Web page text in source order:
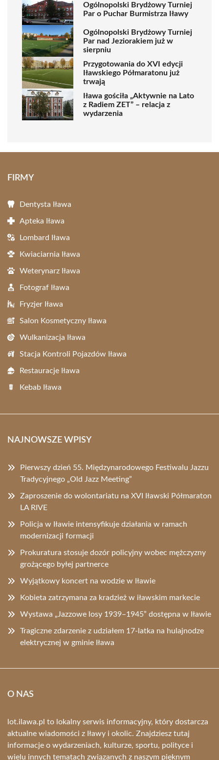
Ogólnopolski Brydżowy Turniej
Par o Puchar Burmistrza Iławy
Ogólnopolski Brydżowy Turniej
Par nad Jeziorakiem już w
sierpniu
Przygotowania do XVI edycji
Iławskiego Półmaratonu już
trwają
Iława gościła „Aktywnie na Lato
z Radiem ZET” – relacja z
wydarzenia
FIRMY
Dentysta Iława
Apteka Iława
Lombard Iława
Kwiaciarnia Iława
Weterynarz Iława
Fotograf Iława
Fryzjer Iława
Salon Kosmetyczny Iława
Wulkanizacja Iława
Stacja Kontroli Pojazdów Iława
Restauracje Iława
Kebab Iława
NAJNOWSZE WPISY
Pierwszy dzień 55. Międzynarodowego Festiwalu Jazzu
Tradycyjnego „Old Jazz Meeting”
Zaproszenie do wolontariatu na XVI Iławski Półmaraton
LA RIVE
Policja w Iławie intensyfikuje działania w ramach
modernizacji formacji
Prokuratura stosuje dozór policyjny wobec mężczyzny
grożącego byłej partnerce
Wyjątkowy koncert na wodzie w Iławie
Kobieta zatrzymana za kradzież w iławskim markecie
Wystawa „Jazzowe losy 1939–1945” dostępna w Iławie
Tragiczne zdarzenie z udziałem 17-latka na hulajnodze
elektrycznej w gminie Iława
O NAS
lot.ilawa.pl to lokalny serwis informacyjny, który dostarcza
aktualne wiadomości z Iławy i okolic. Znajdziesz tutaj
informacje o wydarzeniach, kulturze, sportu, polityce i
wielu innych tematach związanych z naszym pięknym